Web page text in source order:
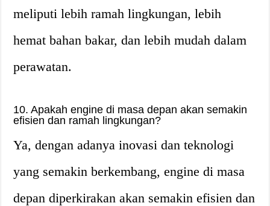
meliputi lebih ramah lingkungan, lebih
hemat bahan bakar, dan lebih mudah dalam
perawatan.
10. Apakah engine di masa depan akan semakin
efisien dan ramah lingkungan?
Ya, dengan adanya inovasi dan teknologi
yang semakin berkembang, engine di masa
depan diperkirakan akan semakin efisien dan